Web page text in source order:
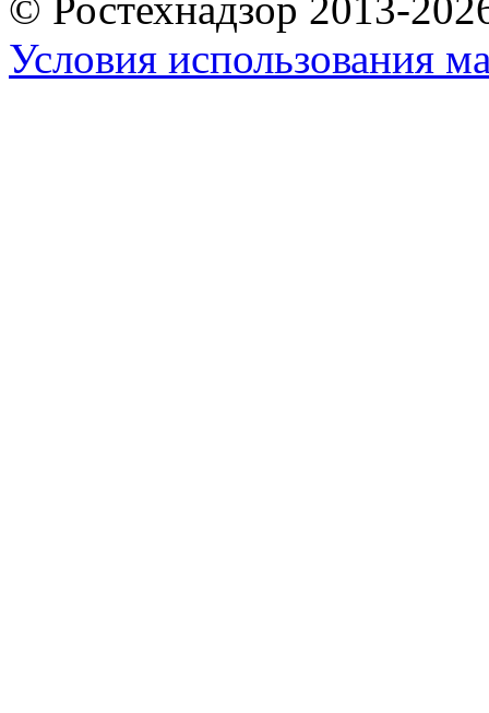
Условия использования